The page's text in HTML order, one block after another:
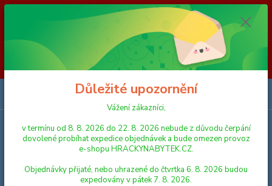
Vážení zákazníci, v termínu od 8. 8. 2026 do 23. 8. 2026 nebude z
důvodu čerpání dovolené probíhat expedice objednávek a bude omezen
provoz e-shopu HRACKYNABYTEK.CZ. Objednávky přijaté, nebo
uhrazené do čtvrtka 6. 8. 2026 budou expedovány v pátek 7. 8. 2026.
Objednávky přijaté, nebo uhrazené od pátku 7. 8. 2026 do neděle 23. 8.
2026 budou postupně expedovány od pondělí 24. 8. 2026. Děkujeme za
pochopení HRACKYNABYTEK.CZ
Menu
Hledat
Důležité upozornění
Vážení zákazníci,
v termínu od 8. 8. 2026 do 22. 8. 2026 nebude z důvodu čerpání
dovolené probíhat expedice objednávek a bude omezen provoz
e-shopu HRACKYNABYTEK.CZ.
Objednávky přijaté, nebo uhrazené do čtvrtka 6. 8. 2026 budou
expedovány v pátek 7. 8. 2026.